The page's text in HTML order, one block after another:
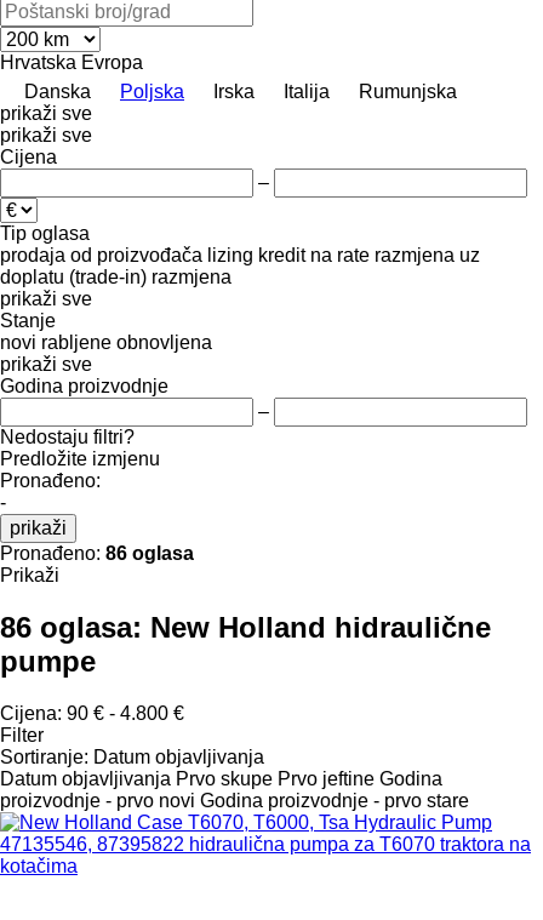
Hrvatska Evropa
Danska
Poljska Irska Italija
Rumunjska
prikaži sve
prikaži sve
Cijena
–
Tip oglasa
prodaja od proizvođača lizing kredit na rate razmjena uz
doplatu (trade-in) razmjena
prikaži sve
Stanje
novi rabljene obnovljena
prikaži sve
Godina proizvodnje
–
Nedostaju filtri?
Predložite izmjenu
Pronađeno:
-
prikaži
Pronađeno: 86 oglasa
Prikaži
86 oglasa: New Holland hidraulične
pumpe
Cijena: 90 € - 4.800 €
Filter
Sortiranje: Datum objavljivanja
Datum objavljivanja Prvo skupe Prvo jeftine Godina
proizvodnje - prvo novi Godina proizvodnje - prvo stare